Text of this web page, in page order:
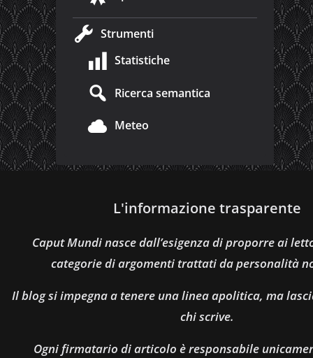
Strumenti
Statistiche
Ricerca semantica
Meteo
L'informazione trasparente
Caput Mundi nasce dall’esigenza di proporre ai
categorie di argomenti trattati da personalità
Il blog si impegna a tenere una linea apolitica, ma
chi scrive.
Ogni firmatario di articolo è responsabile